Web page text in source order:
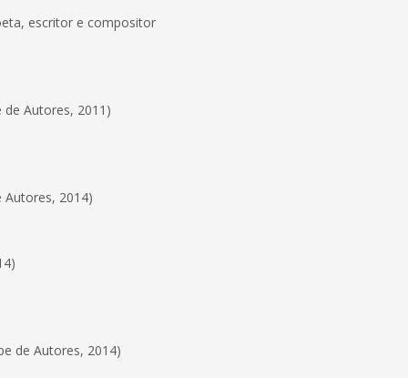
escritor e compositor
de Autores, 2011)
Autores, 2014)
de Autores, 2014)